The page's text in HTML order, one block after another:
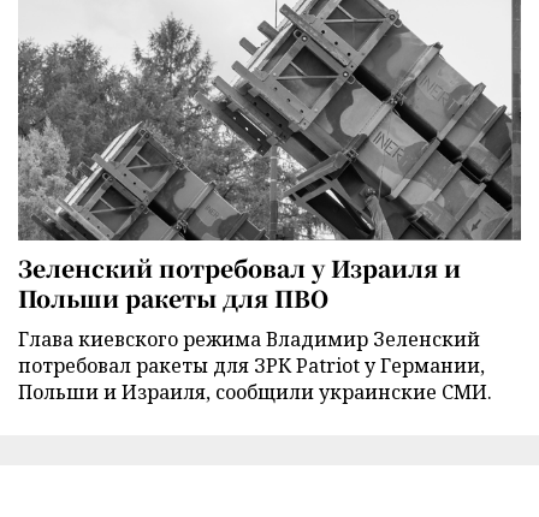
Зеленский потребовал у Израиля и
Польши ракеты для ПВО
Глава киевского режима Владимир Зеленский
потребовал ракеты для ЗРК Patriot у Германии,
Польши и Израиля, сообщили украинские СМИ.